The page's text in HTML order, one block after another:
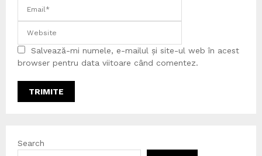
Salvează-mi numele, e-mailul și site-ul web în acest
browser pentru data viitoare când comentez.
Search